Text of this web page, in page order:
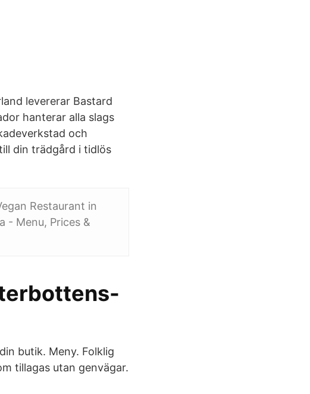
levererar Bastard
hanterar alla slags
och
din trädgård i tidlös
Restaurant in
- Menu, Prices &
butik. Meny. Folklig
tillagas utan genvägar.